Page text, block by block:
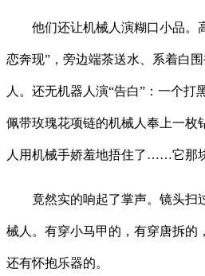
他们还让机械人演糊口小品。
恋奔现”，旁边端茶送水、系着白
人。还无机器人演“告白”：一个打
佩带玫瑰花项链的机械人奉上一枚
人用机械手娇羞地捂住了……它那
竟然实的响起了掌声。镜头扫
械人。有穿小马甲的，有穿唐拆的
还有怀抱乐器的。